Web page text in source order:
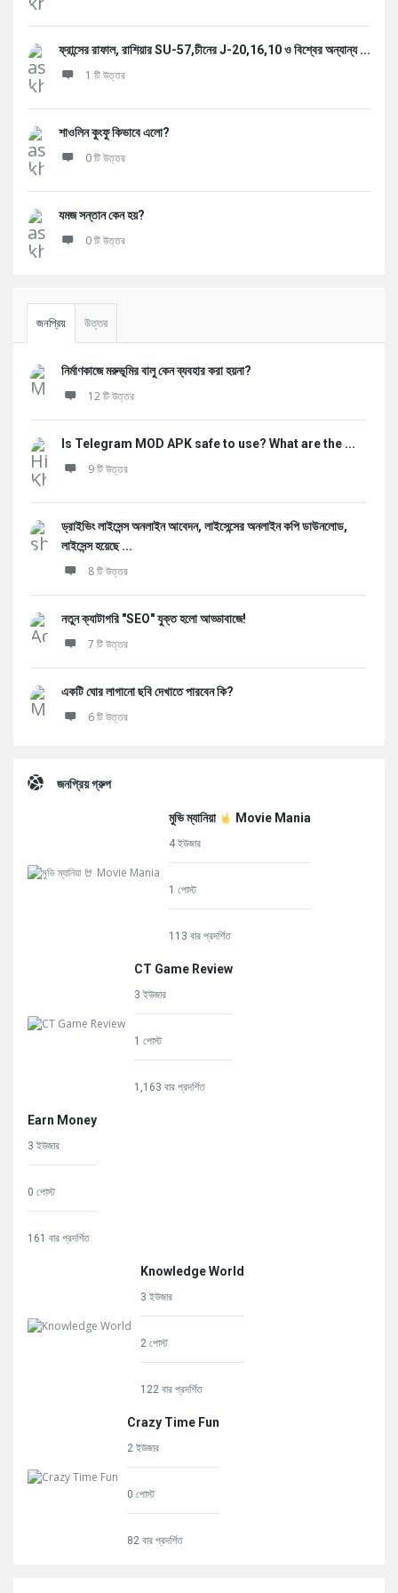
ফ্রান্সের রাফাল, রাশিয়ার SU-57,চীনের J-20,16,10 ও বিশ্বের অন্যান্য ...
1 টি উত্তর
শাওলিন কুংফু কিভাবে এলো?
0 টি উত্তর
যমজ সন্তান কেন হয়?
0 টি উত্তর
জনপ্রিয় উত্তর
নির্মাণকাজে মরুভূমির বালু কেন ব্যবহার করা হয়না?
12 টি উত্তর
Is Telegram MOD APK safe to use? What are the ...
9 টি উত্তর
ড্রাইভিং লাইসেন্স অনলাইন আবেদন, লাইসেন্সের অনলাইন কপি ডাউনলোড,
লাইসেন্স হয়েছে ...
8 টি উত্তর
নতুন ক্যাটাগরি "SEO" যুক্ত হলো আড্ডাবাজে!
7 টি উত্তর
একটি ঘোর লাগানো ছবি দেখাতে পারবেন কি?
6 টি উত্তর
জনপ্রিয় গ্রুপ
মুভি ম্যানিয়া Movie Mania
4 ইউজার
1 পোস্ট
113 বার প্রদর্শিত
CT Game Review
3 ইউজার
1 পোস্ট
1,163 বার প্রদর্শিত
Earn Money
3 ইউজার
0 পোস্ট
161 বার প্রদর্শিত
Knowledge World
3 ইউজার
2 পোস্ট
122 বার প্রদর্শিত
Crazy Time Fun
2 ইউজার
0 পোস্ট
82 বার প্রদর্শিত